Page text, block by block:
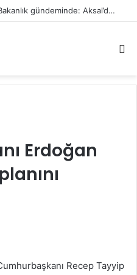
Edirne’nin sağlık yatırımları Bakanlık gündeminde: Aksal’dan Keşan için iki önemli talep
...
Erdoğan
Recep Tayyip